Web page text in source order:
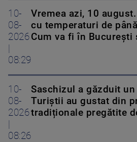
10-
08-
2026
|
08:29
Vremea azi, 10
cu temperaturi de
Cum va fi în București
10-
08-
2026
|
08:26
Saschizul a găzduit
Turiștii au gustat din
tradiționale pregătite